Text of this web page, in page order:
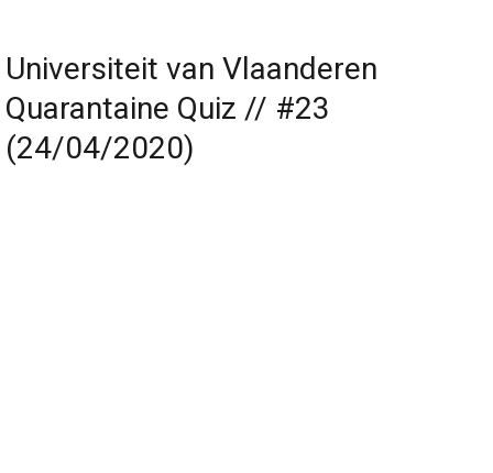
Universiteit van Vlaanderen
Quarantaine Quiz // #23
(24/04/2020)